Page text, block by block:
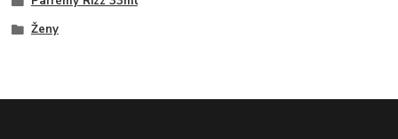
Ženy